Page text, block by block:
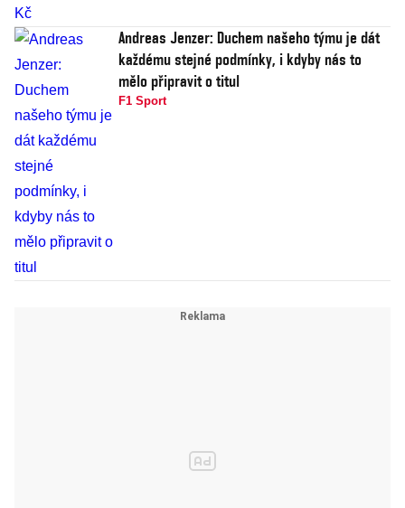
Andreas Jenzer: Duchem našeho týmu je dát
každému stejné podmínky, i kdyby nás to
mělo připravit o titul
F1 Sport